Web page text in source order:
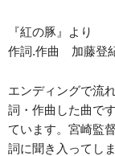
『紅の豚』より
作詞.作曲 加藤登
エンディングで流
詞・作曲した曲で
ています。宮崎監
詞に聞き入ってし